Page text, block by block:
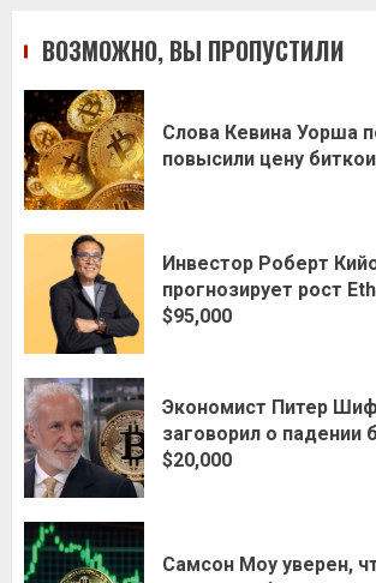
ВОЗМОЖНО, ВЫ ПРОПУСТИЛИ
Слова Кевина Уорша
повысили цену
Инвестор Роберт
прогнозирует рост
$95,000
Экономист Питер
заговорил о падении
$20,000
Самсон Моу уверен,